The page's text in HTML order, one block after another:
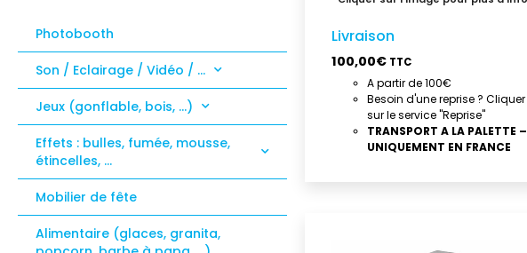
Photobooth
Son / Eclairage / Vidéo / …
Jeux (gonflable, bois, …)
Effets : bulles, fumée, mousse,
étincelles, …
Mobilier de fête
Alimentaire (glaces, granita,
Livraison
100,00€ TTC
A partir de 100€
Besoin d'une reprise ? Cliquer
sur le service "Reprise"
TRANSPORT A LA PALETTE –
UNIQUEMENT EN FRANCE